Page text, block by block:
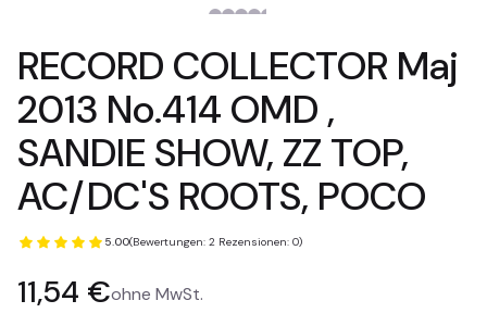
RECORD COLLECTOR Maj
2013 No.414 OMD ,
SANDIE SHOW, ZZ TOP,
AC/DC'S ROOTS, POCO
5.00(Bewertungen: 2 Rezensionen: 0)
Preis
11,54 €ohne MwSt.